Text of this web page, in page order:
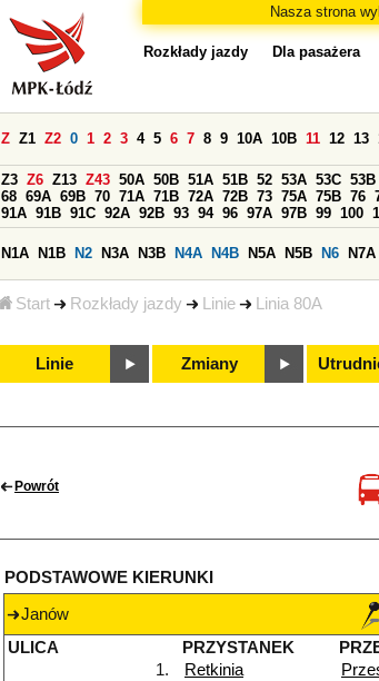
Nasza strona
Start Rozkłady jazdy Linie Linia 80A
Rozkłady jazdy Dla pasażera
Z Z1 Z2 0 1 2 3 4 5 6 7 8 9 10A 10B 11 12 13
Z3 Z6 Z13 Z43 50A 50B 51A 51B 52 53A 53C 53B
68 69A 69B 70 71A 71B 72A 72B 73 75A 75B 76
91A 91B 91C 92A 92B 93 94 96 97A 97B 99 100
N1A N1B N2 N3A N3B N4A N4B N5A N5B N6 N7A
Linie Zmiany
Powrót
PODSTAWOWE KIERUNKI
Janów
ULICA
PRZYSTANEK
1.
Retkinia